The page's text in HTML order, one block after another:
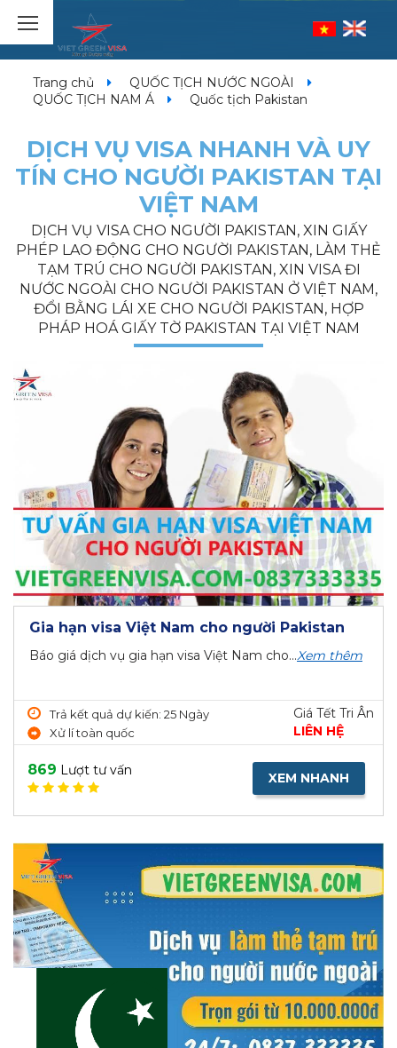
Trang chủ
QUỐC TỊCH NƯỚC NGOÀI
QUỐC TỊCH NAM Á
Quốc tịch Pakistan
DỊCH VỤ VISA NHANH VÀ UY
TÍN CHO NGƯỜI PAKISTAN TẠI
VIỆT NAM
DỊCH VỤ VISA CHO NGƯỜI PAKISTAN, XIN GIẤY
PHÉP LAO ĐỘNG CHO NGƯỜI PAKISTAN, LÀM THẺ
TẠM TRÚ CHO NGƯỜI PAKISTAN, XIN VISA ĐI
NƯỚC NGOÀI CHO NGƯỜI PAKISTAN Ở VIỆT NAM,
ĐỔI BẰNG LÁI XE CHO NGƯỜI PAKISTAN, HỢP
PHÁP HOÁ GIẤY TỜ PAKISTAN TẠI VIỆT NAM
Gia hạn visa Việt Nam cho người Pakistan
Báo giá dịch vụ gia hạn visa Việt Nam cho...Xem thêm
Trả kết quả dự kiến: 25 Ngày
Xử lí toàn quốc
Giá Tết Tri Ân
LIÊN HỆ
869 Lượt tư vấn XEM NHANH